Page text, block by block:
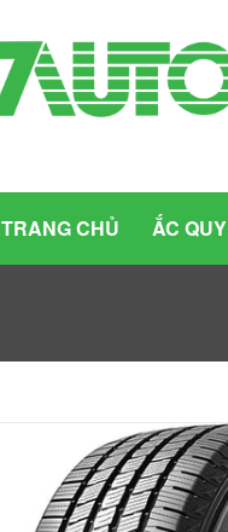
TRANG CHỦ ẮC QUY